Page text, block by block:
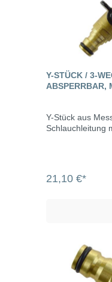
Y-STÜCK / 3-
ABSPERRBAR,
Y-Stück aus
Schlauchleitung
21,10 €*